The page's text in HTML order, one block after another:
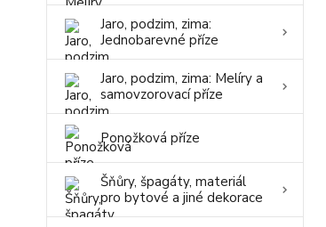
Jaro, podzim, zima:
Jednobarevné příze
Jaro, podzim, zima: Melíry a
samovzorovací příze
Ponožková příze
Šňůry, špagáty, materiál
pro bytové a jiné dekorace